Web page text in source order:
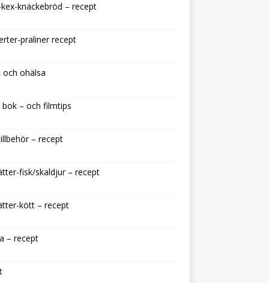
knäckebröd – recept
praliner recept
och ohälsa
bok – och filmtips
– recept
fisk/skaldjur – recept
kött – recept
– recept